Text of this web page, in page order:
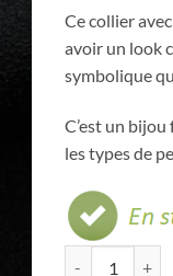
Ce collier
avoir un look
symbolique
C’est un
les types de